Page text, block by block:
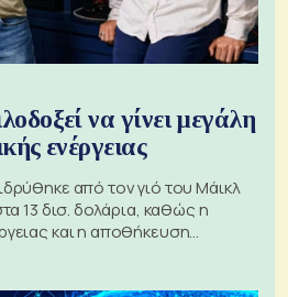
να γίνει μεγάλη
ενέργειας
από τον γιό του Μάικλ
13 δισ. δολάρια, καθώς η
και η αποθήκευση